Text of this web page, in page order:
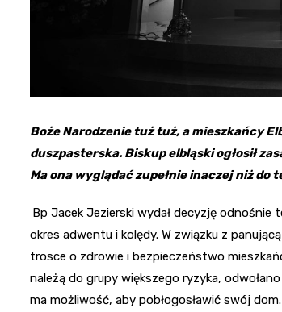
Boże Narodzenie tuż tuż, a mieszkańcy
duszpasterska. Biskup elbląski ogłosił
Ma ona wyglądać zupełnie inaczej niż do
Bp Jacek Jezierski wydał decyzję
okres adwentu i kolędy. W związku z
trosce o zdrowie i bezpieczeństwo
należą do grupy większego ryzyka,
ma możliwość, aby pobłogosławić swój